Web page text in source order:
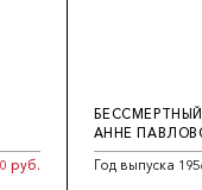
руб.
АННЕ
Год выпуска